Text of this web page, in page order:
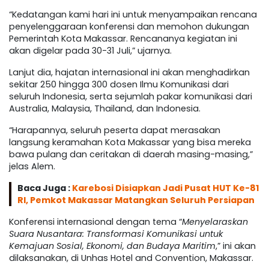
“Kedatangan kami hari ini untuk menyampaikan rencana
penyelenggaraan konferensi dan memohon dukungan
Pemerintah Kota Makassar. Rencananya kegiatan ini
akan digelar pada 30-31 Juli,” ujarnya.
Lanjut dia, hajatan internasional ini akan menghadirkan
sekitar 250 hingga 300 dosen Ilmu Komunikasi dari
seluruh Indonesia, serta sejumlah pakar komunikasi dari
Australia, Malaysia, Thailand, dan Indonesia.
“Harapannya, seluruh peserta dapat merasakan
langsung keramahan Kota Makassar yang bisa mereka
bawa pulang dan ceritakan di daerah masing-masing,”
jelas Alem.
Baca Juga : Karebosi Disiapkan Jadi Pusat HUT Ke-81
RI, Pemkot Makassar Matangkan Seluruh Persiapan
Konferensi internasional dengan tema “Menyelaraskan
Suara Nusantara: Transformasi Komunikasi untuk
Kemajuan Sosial, Ekonomi, dan Budaya Maritim,” ini akan
dilaksanakan, di Unhas Hotel and Convention, Makassar.